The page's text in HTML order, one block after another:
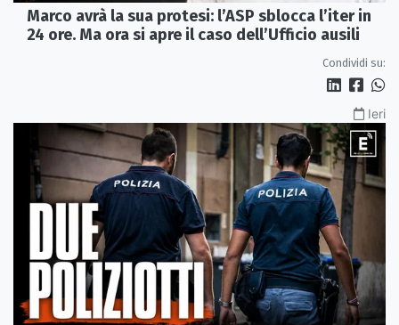
Marco avrà la sua protesi: l’ASP sblocca l’iter in
24 ore. Ma ora si apre il caso dell’Ufficio ausili
Condividi su:
Ieri